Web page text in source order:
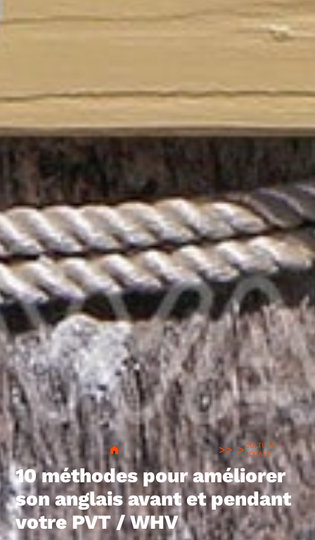
>
CULTURE
LOCALE
10 méthodes pour améliorer
son anglais avant et pendant
votre PVT / WHV